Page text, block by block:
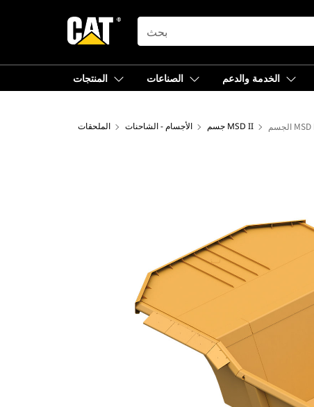
SEARCH
المنتجات الصناعات الخدمة والدعم
الملحقات الأجسام - الشاحنات جسم MSD II